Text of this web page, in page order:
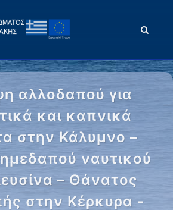
αλλοδαπού για
και καπνικά
στην Κάλυμνο –
ναυτικού
– Θάνατος
στην Κέρκυρα -